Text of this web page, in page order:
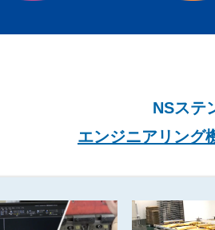
NSステ
エンジニアリング